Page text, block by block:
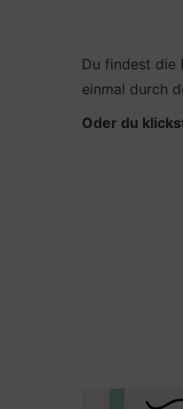
Du findest die
einmal durch
Oder du